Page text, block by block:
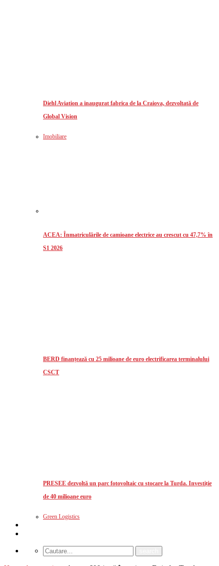
Diehl Aviation a inaugurat fabrica de la Craiova, dezvoltată de
Global Vision
Imobiliare
ACEA: Înmatriculările de camioane electrice au crescut cu 47,7% în
S1 2026
BERD finanțează cu 25 milioane de euro electrificarea terminalului
CSCT
PRESEE dezvoltă un parc fotovoltaic cu stocare la Turda. Investiție
de 40 milioane euro
Green Logistics